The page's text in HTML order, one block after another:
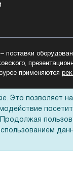
применяются
обработки данных
данных
данных
Это позволяет